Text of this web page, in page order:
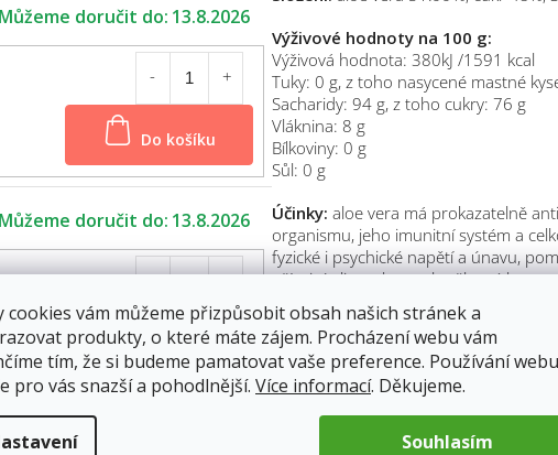
cookies vám můžeme přizpůsobit obsah našich stránek a
produkty, o které máte zájem. Procházení webu vám
tím, že si budeme pamatovat vaše preference. Používání webu
pro vás snazší a pohodlnější. Více informací. Děkujeme.
Souhlasím
Do košíku
13.8.2026
Do košíku
13.8.2026
Výživové hodnoty na 100 g:
Výživová hodnota: 380kJ /1591 kcal
Tuky: 0 g, z toho nasycené mastné
Sacharidy: 94 g, z toho cukry: 76 g
Vláknina: 8 g
Bílkoviny: 0 g
Sůl: 0 g
Účinky: aloe vera má prokazatelně
organismu, jeho imunitní systém a
fyzické i psychické napětí a únavu,
příznivý vliv na kontrolu tělesné
hladinu cukru v krvi, podporuje
pokožky a v neposlední řadě má
Použití: kandované plátky se dají
vláčné. Jsou okolo 1 cm vysoké,
ty pak použít do různých kaší,